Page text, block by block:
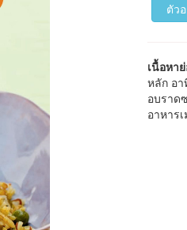
ตัว
เนื้อหา
หลัก อ
อบราด
อาหาร